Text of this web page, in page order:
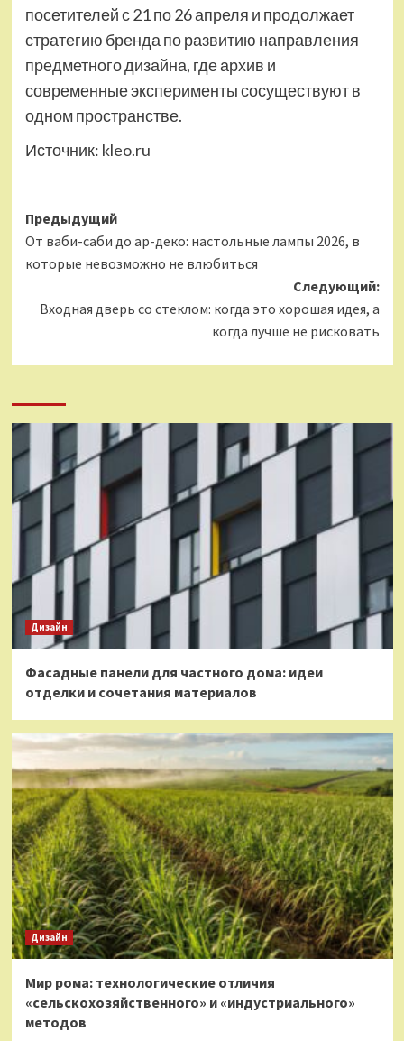
посетителей с 21 по 26 апреля и продолжает
стратегию бренда по развитию направления
предметного дизайна, где архив и
современные эксперименты сосуществуют в
одном пространстве.
Источник: kleo.ru
Навигация
записи
Предыдущий
От ваби-саби до ар-деко: настольные лампы 2026, в
которые невозможно не влюбиться
Следующий:
Входная дверь со стеклом: когда это хорошая идея, а
когда лучше не рисковать
Дизайн
Фасадные панели для частного дома: идеи
отделки и сочетания материалов
Дизайн
Мир рома: технологические отличия
«сельскохозяйственного» и «индустриального»
методов